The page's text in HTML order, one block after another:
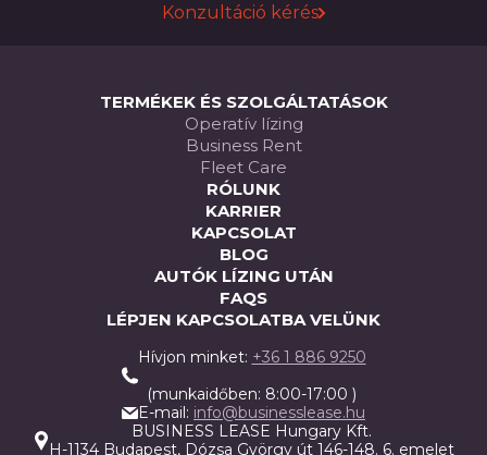
Konzultáció kérés
TERMÉKEK ÉS SZOLGÁLTATÁSOK
Operatív lízing
Business Rent
Fleet Care
RÓLUNK
KARRIER
KAPCSOLAT
BLOG
AUTÓK LÍZING UTÁN
FAQS
LÉPJEN KAPCSOLATBA VELÜNK
Hívjon minket: +36 1 886 9250
(munkaidőben: 8:00-17:00 )
E-mail: info@businesslease.hu
BUSINESS LEASE Hungary Kft.
H-1134 Budapest, Dózsa György út 146-148. 6. emelet